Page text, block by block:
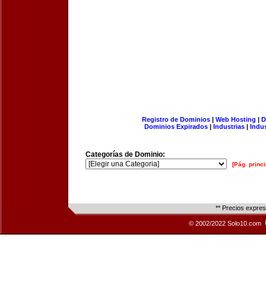
Registro de Dominios| Web Hosting |
Dominios Expirados | Industrias |
Categorías de Dominio:
[Pág.
** Precios
© 2002/2022 Solo10.com